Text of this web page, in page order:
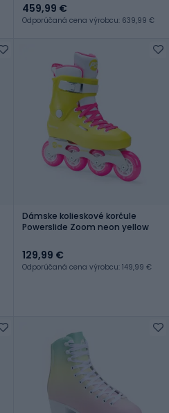
459,99 €
Odporúčaná cena výrobcu: 639,99 €
Dámske kolieskové korčule
Powerslide Zoom neon yellow
129,99 €
Odporúčaná cena výrobcu: 149,99 €